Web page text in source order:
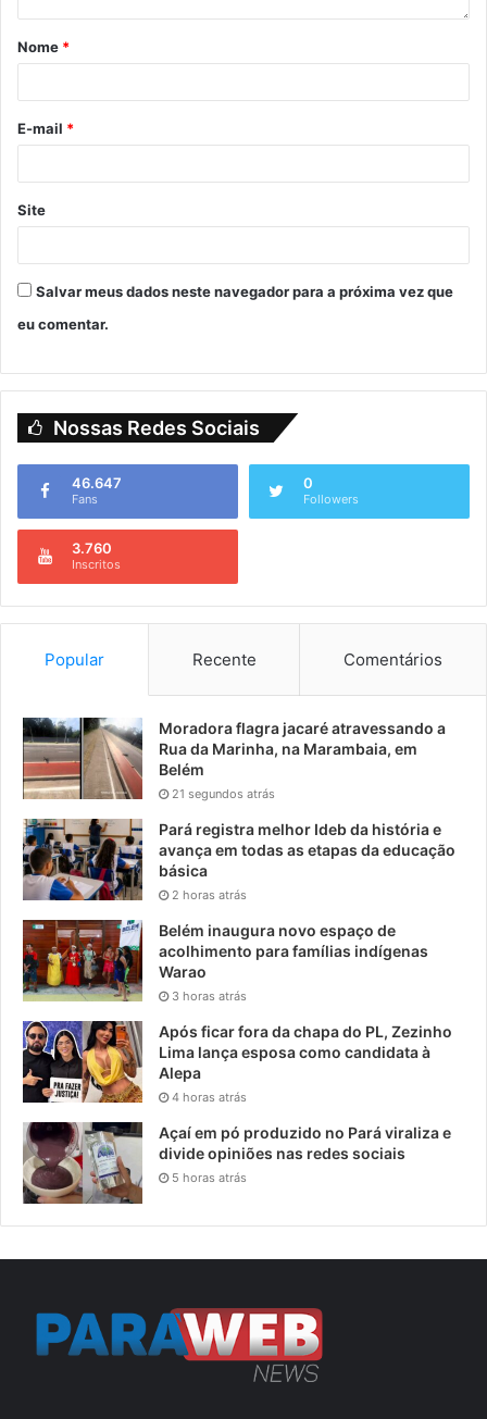
Nome *
E-mail *
Site
Salvar meus dados neste navegador para a próxima vez que
eu comentar.
Nossas Redes Sociais
46.647
Fans
0
Followers
3.760
Inscritos
Popular Recente Comentários
Moradora flagra jacaré atravessando a
Rua da Marinha, na Marambaia, em
Belém
21 segundos atrás
Pará registra melhor Ideb da história e
avança em todas as etapas da educação
básica
2 horas atrás
Belém inaugura novo espaço de
acolhimento para famílias indígenas
Warao
3 horas atrás
Após ficar fora da chapa do PL, Zezinho
Lima lança esposa como candidata à
Alepa
4 horas atrás
Açaí em pó produzido no Pará viraliza e
divide opiniões nas redes sociais
5 horas atrás